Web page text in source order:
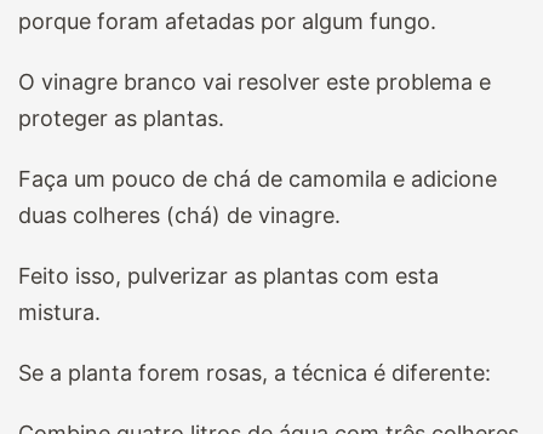
porque foram afetadas por algum fungo.
O vinagre branco vai resolver este problema e
proteger as plantas.
Faça um pouco de chá de camomila e adicione
duas colheres (chá) de vinagre.
Feito isso, pulverizar as plantas com esta
mistura.
Se a planta forem rosas, a técnica é diferente: